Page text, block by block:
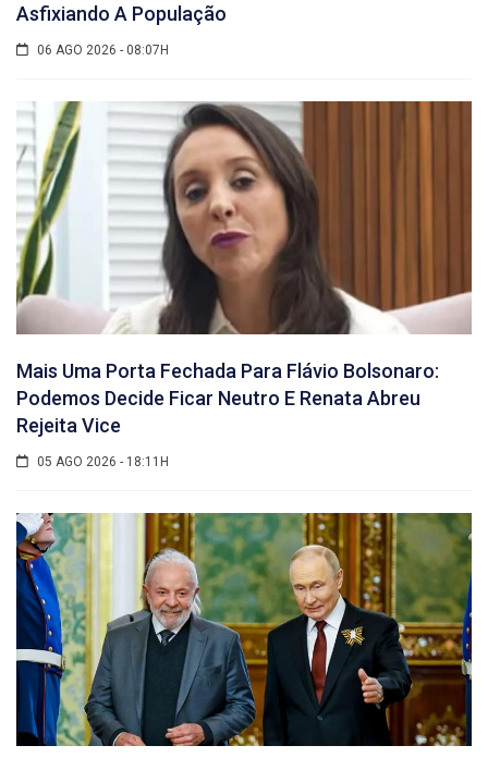
Asfixiando A População
06 AGO 2026 - 08:07H
Mais Uma Porta Fechada Para Flávio Bolsonaro:
Podemos Decide Ficar Neutro E Renata Abreu
Rejeita Vice
05 AGO 2026 - 18:11H